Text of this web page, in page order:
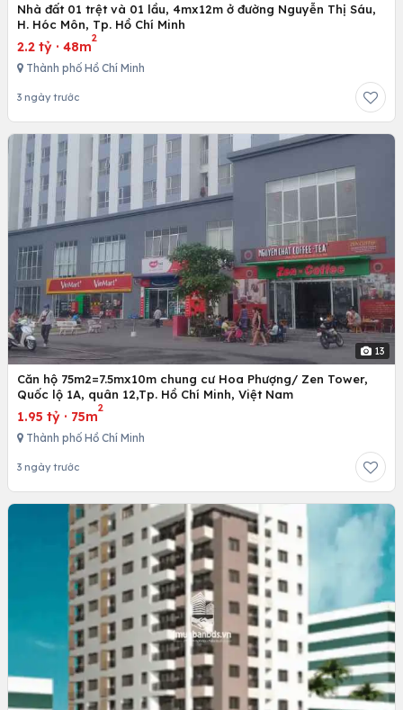
Nhà đất 01 trệt và 01 lầu, 4mx12m ở đường Nguyễn Thị Sáu,
H. Hóc Môn, Tp. Hồ Chí Minh
2.2 tỷ · 48m
2
Thành phố Hồ Chí Minh
3 ngày trước
13
Căn hộ 75m2=7.5mx10m chung cư Hoa Phượng/ Zen Tower,
Quốc lộ 1A, quân 12,Tp. Hồ Chí Minh, Việt Nam
1.95 tỷ · 75m
2
Thành phố Hồ Chí Minh
3 ngày trước